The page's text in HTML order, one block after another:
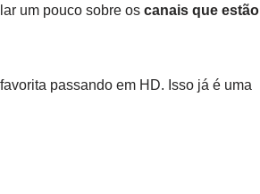
um pouco sobre os canais que estão
passando em HD. Isso já é uma